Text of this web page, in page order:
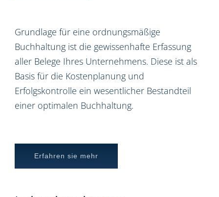
Grundlage für eine ordnungsmäßige
Buchhaltung ist die gewissenhafte Erfassung
aller Belege Ihres Unternehmens. Diese ist als
Basis für die Kostenplanung und
Erfolgskontrolle ein wesentlicher Bestandteil
einer optimalen Buchhaltung.
Erfahren sie mehr